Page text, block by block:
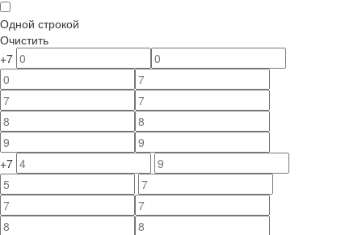
Одной строкой
Очистить
+7
+7